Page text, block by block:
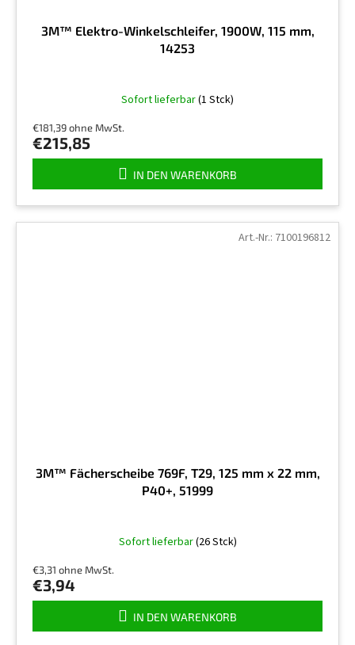
3M™ Elektro-Winkelschleifer, 1900W, 115 mm,
14253
Sofort lieferbar(1 Stck)
€181,39 ohne MwSt.
€215,85
IN DEN WARENKORB
3M™ Fächerscheibe 769F, T29, 125 mm x 22 mm,
P40+, 51999
Sofort lieferbar(26 Stck)
€3,31 ohne MwSt.
€3,94
IN DEN WARENKORB
Art.-Nr.: 7100196812